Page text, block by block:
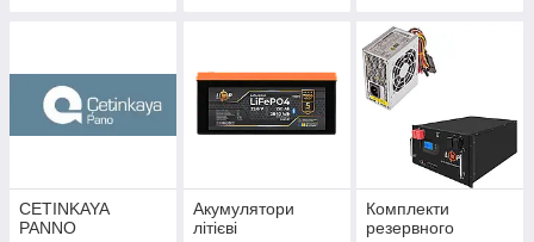
CETINKAYA
PANNO
Акумулятори
літієві
Комплекти
резервного